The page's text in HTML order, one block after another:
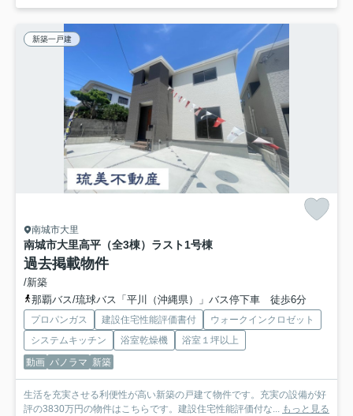
新築一戸建
南城市大里
南城市大里高平（全3棟）ラスト1号棟
過去掲載物件
/新築
那覇バス/琉球バス「平川（沖縄県）」バス停下車 徒歩6分
プロパンガス 建設住宅性能評価書付
ウォークインクロゼット
システムキッチン
浴室乾燥機
浴室１坪以上
動画 パノラマ 新築
生活を充実させる利便性が高い新築の戸建て物件です。充実の設備が好
評の3830万円の物件はこちらです。建設住宅性能評価付な... もっと見る